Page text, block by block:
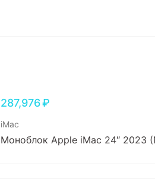
287,976₽
iMac
Моноблок Apple iMac 24″ 2023